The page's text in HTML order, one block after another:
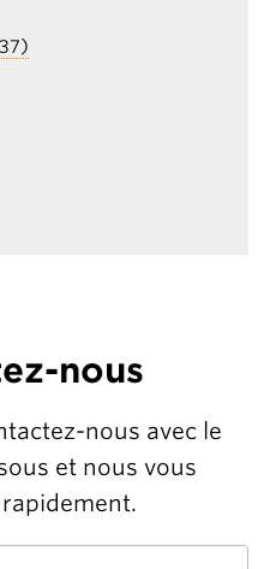
nous
nous avec le
et nous vous